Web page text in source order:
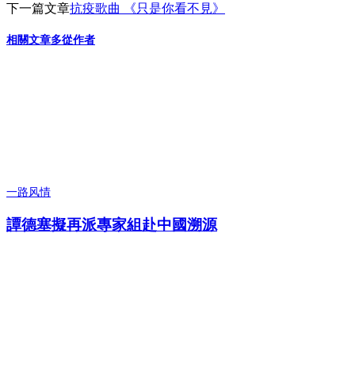
下一篇文章抗疫歌曲 《只是你看不見》
相關文章多從作者
一路风情
譚德塞擬再派專家組赴中國溯源